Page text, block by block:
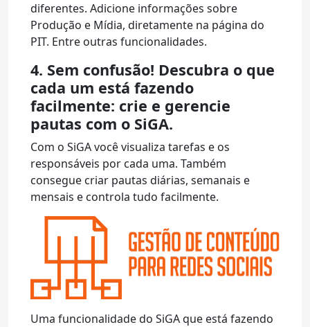
diferentes. Adicione informações sobre
Produção e Mídia, diretamente na página do
PIT. Entre outras funcionalidades.
4. Sem confusão! Descubra o que
cada um está fazendo
facilmente: crie e gerencie
pautas com o SiGA.
Com o SiGA você visualiza tarefas e os
responsáveis por cada uma. Também
consegue criar pautas diárias, semanais e
mensais e controla tudo facilmente.
Uma funcionalidade do SiGA que está fazendo